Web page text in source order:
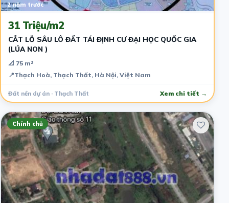
2 năm trước
31 Triệu/m2
CẮT LỖ SÂU LÔ ĐẤT TÁI ĐỊNH CƯ ĐẠI HỌC QUỐC GIA
(LÚA NON )
📐 75 m²
📍Thạch Hoà, Thạch Thất, Hà Nội, Việt Nam
Đất nền dự án · Thạch Thất Xem chi tiết →
Chính chủ